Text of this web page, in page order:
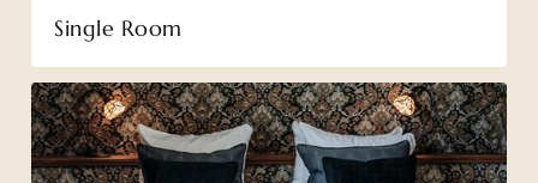
Single Room